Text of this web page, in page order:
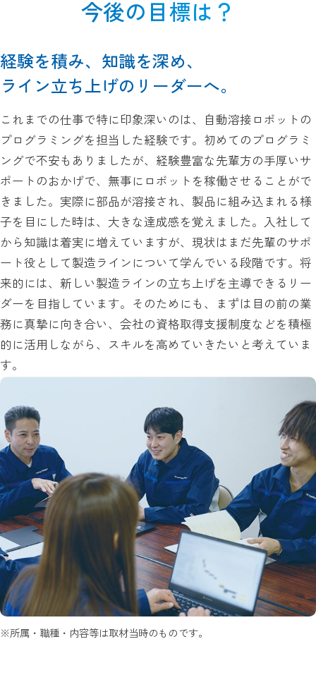
今後の目標は？
経験を積み、知識を深め、
ライン立ち上げのリーダーへ。
これまでの仕事で特に印象深いのは、自動溶接ロボットの
プログラミングを担当した経験です。初めてのプログラミ
ングで不安もありましたが、経験豊富な先輩方の手厚いサ
ポートのおかげで、無事にロボットを稼働させることがで
きました。実際に部品が溶接され、製品に組み込まれる様
子を目にした時は、大きな達成感を覚えました。入社して
から知識は着実に増えていますが、現状はまだ先輩のサポ
ート役として製造ラインについて学んでいる段階です。将
来的には、新しい製造ラインの立ち上げを主導できるリー
ダーを目指しています。そのためにも、まずは目の前の業
務に真摯に向き合い、会社の資格取得支援制度などを積極
的に活用しながら、スキルを高めていきたいと考えていま
す。
※所属・職種・内容等は取材当時のものです。